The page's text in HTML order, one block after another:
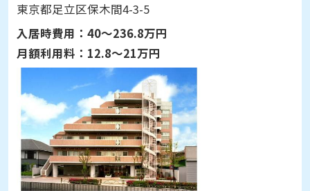
東京都足立区保木間4-3-5
入居時費用： 40～236.8万円
月額利用料： 12.8～21万円